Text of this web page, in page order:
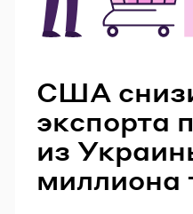
США
экспорта
из
миллиона